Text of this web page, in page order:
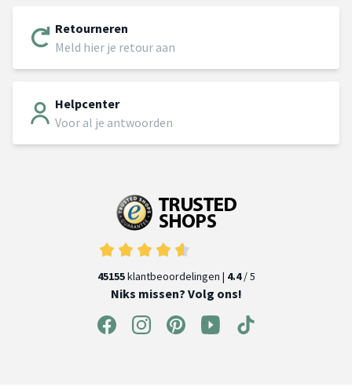
Retourneren
Meld hier je retour aan
Helpcenter
Voor al je antwoorden
45155klantbeoordelingen | 4.4/ 5
Niks missen? Volg ons!